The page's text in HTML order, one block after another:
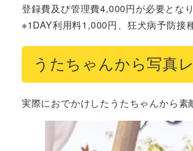
登録費及び管理費4,000円が必要とな
※1DAY利用料1,000円、狂犬病予防接
うたちゃんから写真